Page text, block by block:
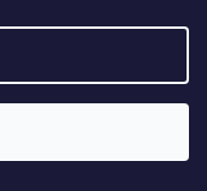
říkat". Hebrejsky